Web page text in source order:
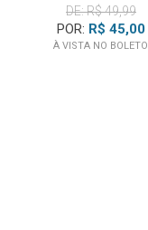
DE: R$ 49,99
POR: R$ 45,00
À VISTA NO BOLETO